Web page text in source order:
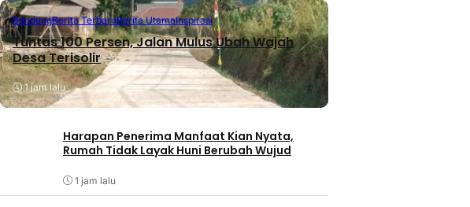
BandungBerita TerbaruBerita UtamaInspirasi
Tuntas 100 Persen, Jalan Mulus Ubah Wajah
Desa Terisolir
1 jam lalu
Harapan Penerima Manfaat Kian Nyata,
Rumah Tidak Layak Huni Berubah Wujud
1 jam lalu